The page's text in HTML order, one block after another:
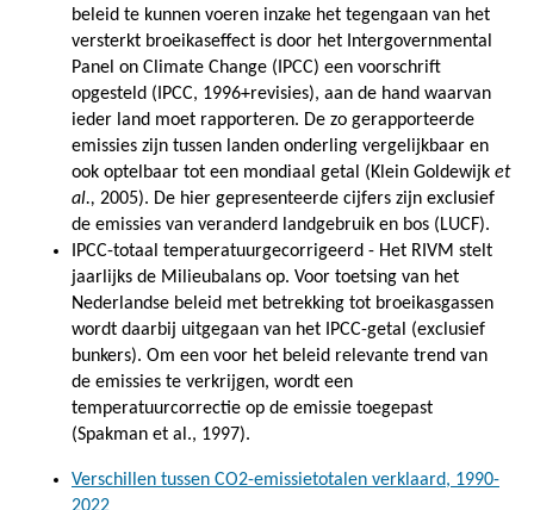
beleid te kunnen voeren inzake het tegengaan van het
versterkt broeikaseffect is door het Intergovernmental
Panel on Climate Change (IPCC) een voorschrift
opgesteld (IPCC, 1996+revisies), aan de hand waarvan
ieder land moet rapporteren. De zo gerapporteerde
emissies zijn tussen landen onderling vergelijkbaar en
ook optelbaar tot een mondiaal getal (Klein Goldewijk et
al., 2005). De hier gepresenteerde cijfers zijn exclusief
de emissies van veranderd landgebruik en bos (LUCF).
IPCC-totaal temperatuurgecorrigeerd - Het RIVM stelt
jaarlijks de Milieubalans op. Voor toetsing van het
Nederlandse beleid met betrekking tot broeikasgassen
wordt daarbij uitgegaan van het IPCC-getal (exclusief
bunkers). Om een voor het beleid relevante trend van
de emissies te verkrijgen, wordt een
temperatuurcorrectie op de emissie toegepast
(Spakman et al., 1997).
Verschillen tussen CO2-emissietotalen verklaard, 1990-